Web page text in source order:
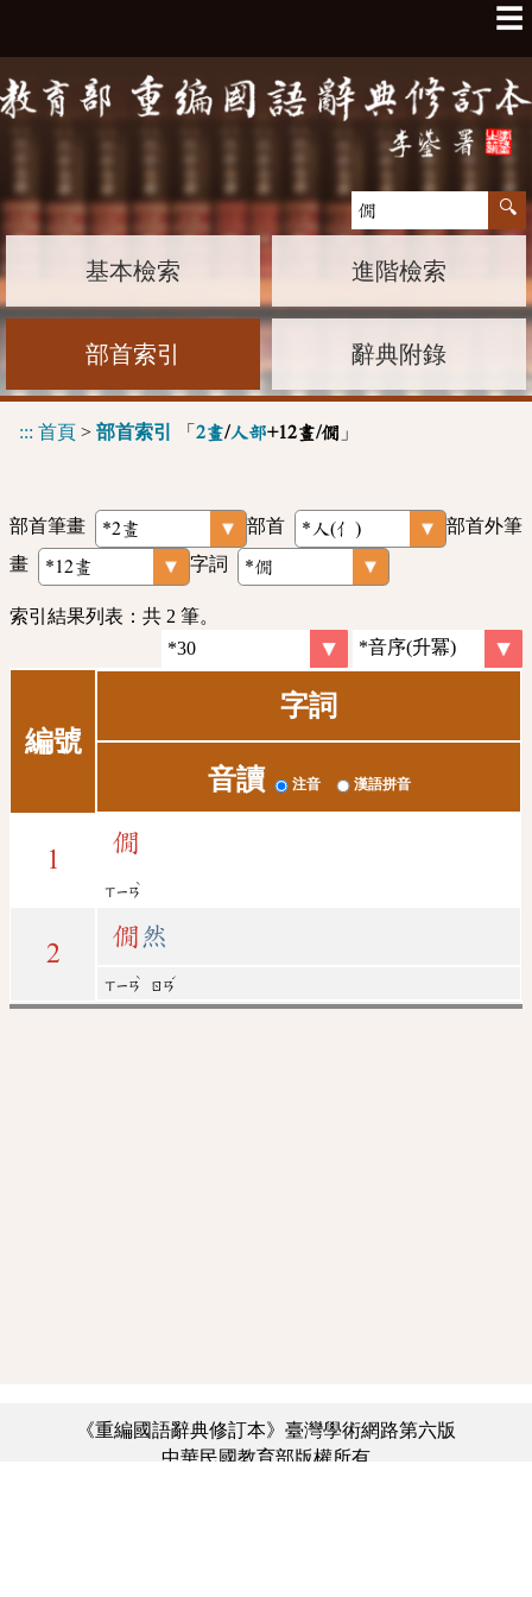
☰
基本檢索 進階檢索
部首索引 辭典附錄
::: 首頁 > 部首索引 「 2畫/人部+12畫/僩 」
部首筆畫 部首
部首外筆
畫
字詞
索引結果列表：共 2 筆。
編號
字詞
音讀 注音 漢語拼音
1
僩
ㄒㄧㄢ
ˋ
2
僩 然
ㄒㄧㄢ
ˋ
ㄖㄢ
ˊ
《重編國語辭典修訂本》臺灣學術網路第六版
中華民國教育部版權所有